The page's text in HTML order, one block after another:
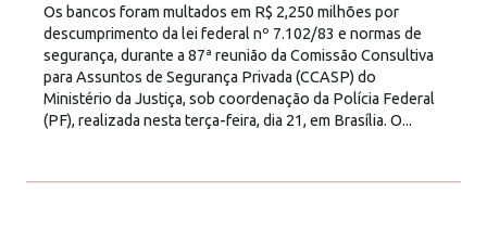
Os bancos foram multados em R$ 2,250 milhões por
descumprimento da lei federal nº 7.102/83 e normas de
segurança, durante a 87ª reunião da Comissão Consultiva
para Assuntos de Segurança Privada (CCASP) do
Ministério da Justiça, sob coordenação da Polícia Federal
(PF), realizada nesta terça-feira, dia 21, em Brasília. O...